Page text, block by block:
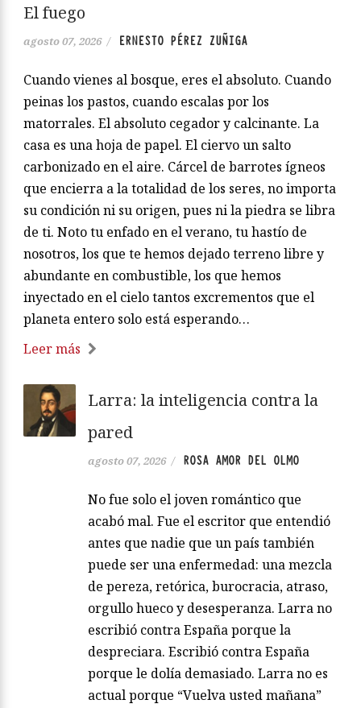
El fuego
agosto 07, 2026 / ERNESTO PÉREZ ZUÑIGA
Cuando vienes al bosque, eres el absoluto. Cuando
peinas los pastos, cuando escalas por los
matorrales. El absoluto cegador y calcinante. La
casa es una hoja de papel. El ciervo un salto
carbonizado en el aire. Cárcel de barrotes ígneos
que encierra a la totalidad de los seres, no importa
su condición ni su origen, pues ni la piedra se libra
de ti. Noto tu enfado en el verano, tu hastío de
nosotros, los que te hemos dejado terreno libre y
abundante en combustible, los que hemos
inyectado en el cielo tantos excrementos que el
planeta entero solo está esperando…
Leer más
Larra: la inteligencia contra la
pared
agosto 07, 2026 / ROSA AMOR DEL OLMO
No fue solo el joven romántico que
acabó mal. Fue el escritor que entendió
antes que nadie que un país también
puede ser una enfermedad: una mezcla
de pereza, retórica, burocracia, atraso,
orgullo hueco y desesperanza. Larra no
escribió contra España porque la
despreciara. Escribió contra España
porque le dolía demasiado. Larra no es
actual porque “Vuelva usted mañana”